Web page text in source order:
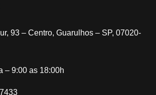
93 – Centro, Guarulhos – SP, 07020-
– 9:00 as 18:00h